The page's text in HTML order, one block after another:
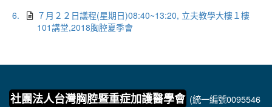
6.
７月２２日議程(星期日)08:40~13:20, 立夫教學大樓１樓
101講堂,2018胸腔夏季會
社團法人台灣胸腔暨重症加護醫學會 (統一編號0095546